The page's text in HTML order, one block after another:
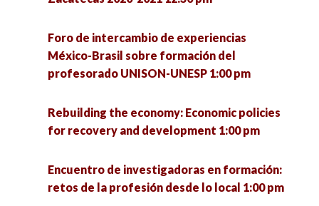
Hospital Pyme. Plataforma de asesoría
La política: estructura y proceso 4:00 pm
críticos en discapacidad 4:00 pm
El quehacer de la Socioantropología desde la
Foro de intercambio de experiencias
México-Brasil sobre formación del
profesorado UNISON-UNESP 1:00 pm
Rebuilding the economy: Economic policies
for recovery and development 1:00 pm
Encuentro de investigadoras en formación:
retos de la profesión desde lo local 1:00 pm